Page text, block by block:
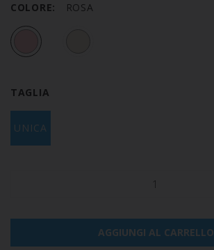
COLORE: ROSA
TAGLIA
UNICA
1
AGGIUNGI AL CARRELLO